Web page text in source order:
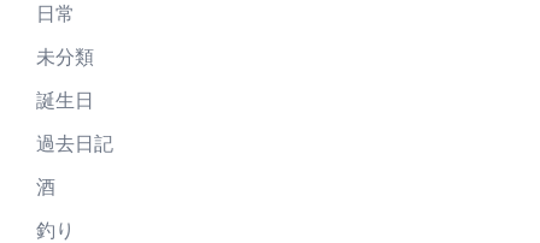
日常
未分類
誕生日
過去日記
酒
釣り